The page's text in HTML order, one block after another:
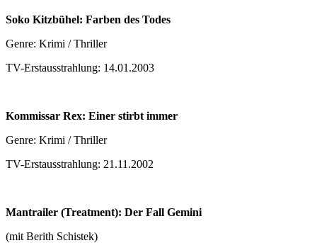
Soko Kitzbühel: Farben des Todes
Genre: Krimi / Thriller
TV-Erstausstrahlung: 14.01.2003
Kommissar Rex: Einer stirbt immer
Genre: Krimi / Thriller
TV-Erstausstrahlung: 21.11.2002
Mantrailer (Treatment): Der Fall Gemini
(mit Berith Schistek)